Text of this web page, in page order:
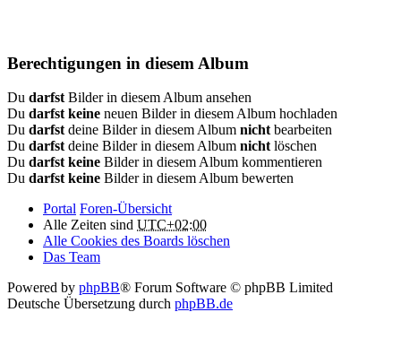
Berechtigungen in diesem Album
Du darfst Bilder in diesem Album ansehen
Du darfst keine neuen Bilder in diesem Album hochladen
Du darfst deine Bilder in diesem Album nicht bearbeiten
Du darfst deine Bilder in diesem Album nicht löschen
Du darfst keine Bilder in diesem Album kommentieren
Du darfst keine Bilder in diesem Album bewerten
Portal Foren-Übersicht
Alle Zeiten sind UTC+02:00
Alle Cookies des Boards löschen
Das Team
Powered by phpBB® Forum Software © phpBB Limited
Deutsche Übersetzung durch phpBB.de